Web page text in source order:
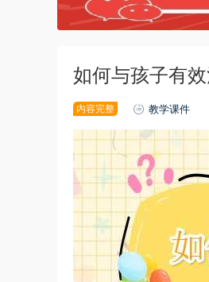
如何与孩子有
内容完整 教学课件